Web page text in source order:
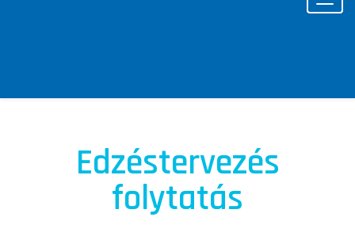
Edzéstervezés
folytatás